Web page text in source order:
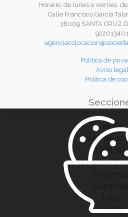
Horario: de lunes a viernes,
Calle Francisco García
38009 SANTA CRUZ
922013401
Política de
Aviso legal
Política de
Inicio
Quiénes
Hitos
Ofertas